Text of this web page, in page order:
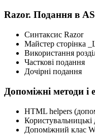
Razor. Подання в
Синтаксис Razor
Майстер сторінка
Використання
Часткові подання
Дочірні подання
Допоміжні методи
HTML helpers
Допоміжний клас